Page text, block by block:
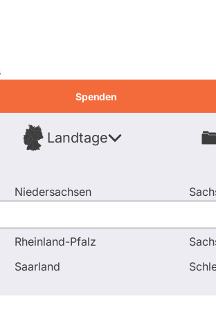
Landtage
Niedersachsen
Rheinland-Pfalz
Saarland
Spenden